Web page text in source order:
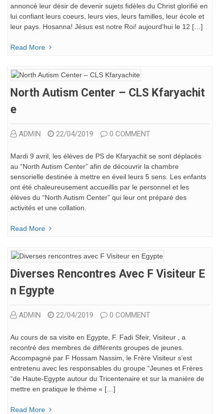
annoncé leur désir de devenir sujets fidèles du Christ glorifié en
lui confiant leurs coeurs, leurs vies, leurs familles, leur école et
leur pays. Hosanna! Jésus est notre Roi! aujourd’hui le 12 […]
Read More
North Autism Center – CLS Kfaryachit
E
ADMIN 22/04/2019 0 COMMENT
Mardi 9 avril, les élèves de PS de Kfaryachit se sont déplacés
au “North Autism Center” afin de découvrir la chambre
sensorielle destinée à mettre en éveil leurs 5 sens. Les enfants
ont été chaleureusement accueillis par le personnel et les
élèves du “North Autism Center” qui leur ont préparé des
activités et une collation.
Read More
Diverses Rencontres Avec F Visiteur E
N Egypte
ADMIN 22/04/2019 0 COMMENT
Au cours de sa visite en Egypte, F. Fadi Sfeir, Visiteur , a
recontré des membres de différents groupes de jeunes.
Accompagné par F Hossam Nassim, le Frère Visiteur s’est
entretenu avec les responsables du groupe “Jeunes et Frères
“de Haute-Egypte autour du Tricentenaire et sur la manière de
mettre en pratique le thème « […]
Read More